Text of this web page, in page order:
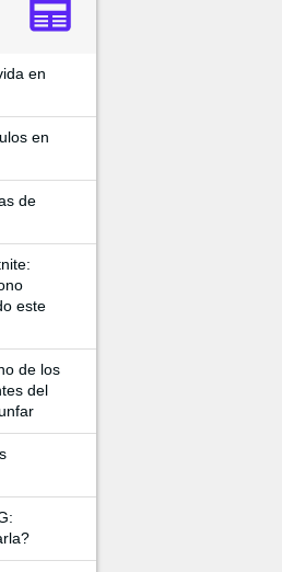
en
en
de
este
de los
del